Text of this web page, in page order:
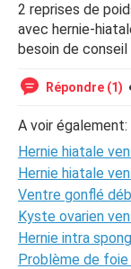
2 reprises de
avec hernie-
besoin de
Répondre (1)
A voir également:
Hernie hiatale
Hernie hiatale
Ventre gonflé
Kyste ovarien
Hernie intra
Problème de